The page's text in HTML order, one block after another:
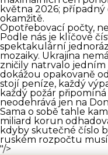
května 2026; případný
okamžitě.
Opotřebovací počty,
Podle nás je klíčové
spektakulární
mozaiky. Ukrajina
zničily natrvalo
dokážou opakovaně
stojí peníze, každý
každý požár
neodehrává jen na
Sama o sobě tahle
miliard korun
kdyby skutečné číslo
ruském rozpočtu
"/>